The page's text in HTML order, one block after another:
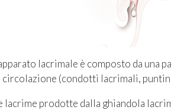
lacrimale è composto da una
circolazione (condotti lacrimali,
lacrime prodotte dalla ghiandola